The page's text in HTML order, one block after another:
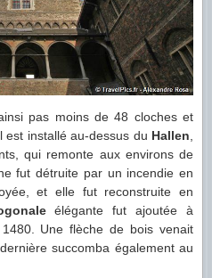
pas moins de 48 cloches et
Il est installé au-dessus du Hallen
qui remonte aux environs de
fut détruite par un incendie en
et elle fut reconstruite en
élégante fut ajoutée à
Une flèche de bois venait
succomba également au